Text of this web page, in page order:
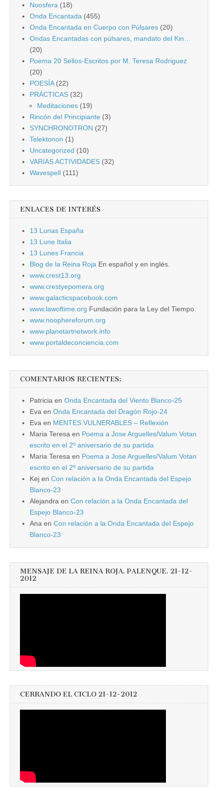
Noosfera (18)
Onda Encantada (455)
Onda Encantada en Cuerpo con Púlsares (20)
Ondas Encantadas con púlsares, mandato del Kin…
(20)
Poema 20 Sellos-Escritos por M. Teresa Rodriguez
(20)
POESÍA(22)
PRÁCTICAS (32)
Meditaciones (19)
Rincón del Principiante (3)
SYNCHRONOTRON (27)
Telektonon (1)
Uncategorized (10)
VARIAS ACTIVIDADES (32)
Wavespell (111)
ENLACES DE INTERÉS
13 Lunas España
13 Lune Italia
13 Lunes Francia
Blog de la Reina Roja En español y en inglés.
www.crest13.org
www.crestyepomera.org
www.galacticspacebook.com
www.lawoftime.org Fundación para la Ley del Tiempo.
www.noophereforum.org
www.planetartnetwork.info
www.portaldeconciencia.com
COMENTARIOS RECIENTES:
Patricia en Onda Encantada del Viento Blanco-25
Eva en Onda Encantada del Dragón Rojo-24
Eva en MENTES VULNERABLES – Reflexión
Maria Teresa en Poema a Jose Arguelles/Valum Votan
escrito en el 2º aniversario de su partida
Maria Teresa en Poema a Jose Arguelles/Valum Votan
escrito en el 2º aniversario de su partida
Kej en Con relación a la Onda Encantada del Espejo
Blanco-23
Alejandra en Con relación a la Onda Encantada del
Espejo Blanco-23
Ana en Con relación a la Onda Encantada del Espejo
Blanco-23
MENSAJE DE LA REINA ROJA. PALENQUE. 21-12-
2012
CERRANDO EL CICLO 21-12-2012